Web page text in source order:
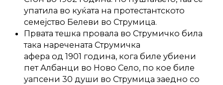
упатила во куќата на протестантското
семејство Белеви во Струмица.
Првата тешка провала во Струмичко била
така наречената Струмичка
афера од 1901 година, кога биле убиени
пет Албанци во Ново Село, по кое биле
уапсени 30 души во Струмица заедно со